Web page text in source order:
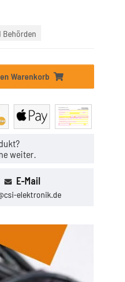
Behörden
Warenkorb
weiter.
E-Mail
elektronik.de